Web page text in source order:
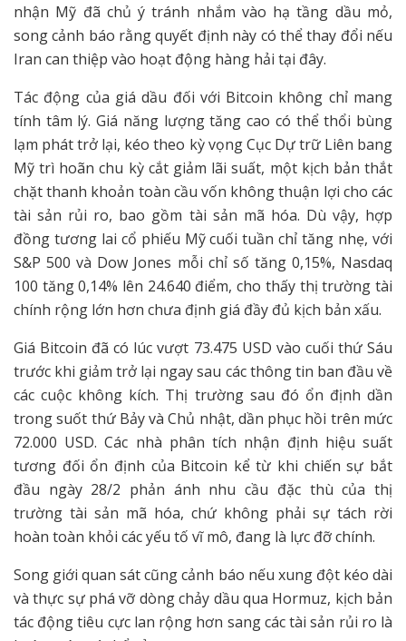
nhận Mỹ đã chủ ý tránh nhắm vào hạ tầng dầu mỏ,
song cảnh báo rằng quyết định này có thể thay đổi nếu
Iran can thiệp vào hoạt động hàng hải tại đây.
Tác động của giá dầu đối với Bitcoin không chỉ mang
tính tâm lý. Giá năng lượng tăng cao có thể thổi bùng
lạm phát trở lại, kéo theo kỳ vọng Cục Dự trữ Liên bang
Mỹ trì hoãn chu kỳ cắt giảm lãi suất, một kịch bản thắt
chặt thanh khoản toàn cầu vốn không thuận lợi cho các
tài sản rủi ro, bao gồm tài sản mã hóa. Dù vậy, hợp
đồng tương lai cổ phiếu Mỹ cuối tuần chỉ tăng nhẹ, với
S&P 500 và Dow Jones mỗi chỉ số tăng 0,15%, Nasdaq
100 tăng 0,14% lên 24.640 điểm, cho thấy thị trường tài
chính rộng lớn hơn chưa định giá đầy đủ kịch bản xấu.
Giá Bitcoin đã có lúc vượt 73.475 USD vào cuối thứ Sáu
trước khi giảm trở lại ngay sau các thông tin ban đầu về
các cuộc không kích. Thị trường sau đó ổn định dần
trong suốt thứ Bảy và Chủ nhật, dần phục hồi trên mức
72.000 USD. Các nhà phân tích nhận định hiệu suất
tương đối ổn định của Bitcoin kể từ khi chiến sự bắt
đầu ngày 28/2 phản ánh nhu cầu đặc thù của thị
trường tài sản mã hóa, chứ không phải sự tách rời
hoàn toàn khỏi các yếu tố vĩ mô, đang là lực đỡ chính.
Song giới quan sát cũng cảnh báo nếu xung đột kéo dài
và thực sự phá vỡ dòng chảy dầu qua Hormuz, kịch bản
tác động tiêu cực lan rộng hơn sang các tài sản rủi ro là